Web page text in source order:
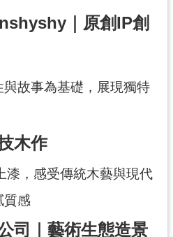
｜原創IP創
故事為基礎，展現獨特
木作
漆，感受傳統木藝與現代
質感
司｜藝術生態造景